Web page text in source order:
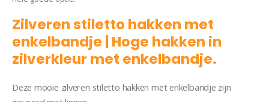
Zilveren stiletto hakken met
enkelbandje | Hoge hakken in
zilverkleur met enkelbandje.
Deze mooie zilveren stiletto hakken met enkelbandje zijn